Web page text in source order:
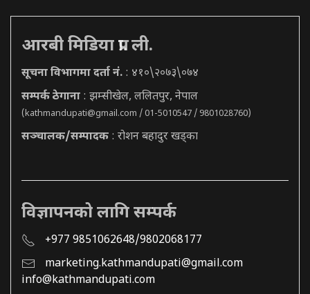
आरबी मिडिया प्रा. ली.
सूचना विभागमा दर्ता नं. : ४१०\२०७३\०७४
सम्पर्क ठेगाना : झम्सीखेल, ललितपुर, नेपाल
(kathmandupati@gmail.com / 01-5010547 / 9801028760)
सञ्चालक/सम्पादक : रोशन बहादुर खड्का
विज्ञापनको लागि सम्पर्क
+977 9851062648/9802068177
marketing.kathmandupati@gmail.com
info@kathmandupati.com